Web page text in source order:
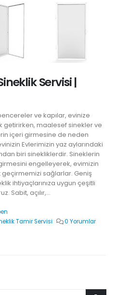
Servisi |
ve kapılar, evinize
getirirken, maalesef sinekler ve
içeri girmesine de neden
Evlerimizin yaz aylarındaki
biri sinekliklerdir. Sineklerin
engelleyerek, evimizin
sağlarlar. Geniş
ihtiyaçlarınıza uygun çeşitli
Sabit, açılır,...
Tamir Servisi 0 Yorumlar